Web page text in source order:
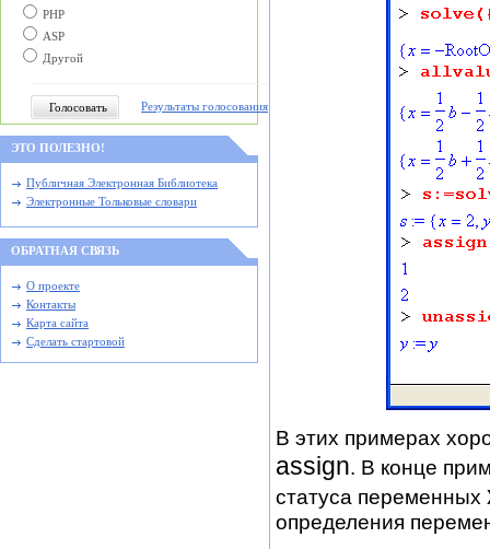
PHP
ASP
Другой
Результаты голосования
ЭТО ПОЛЕЗНО!
Публичная Электронная Библиотека
Электронные Тольковые словари
ОБРАТНАЯ СВЯЗЬ
О проекте
Контакты
Карта сайта
Сделать стартовой
В этих примерах
assign. В конце
статуса переменных
определения